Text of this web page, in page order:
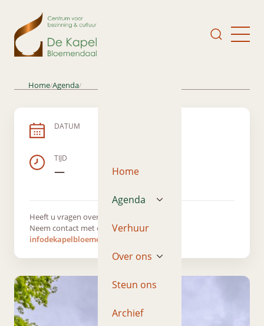
Home
Agenda
Verhuur
Over ons
Steun ons
Archief
Home/Agenda/
DATUM
TIJD
—
Heeft u vragen over dit evenement?
Neem contact met ons op via
infodekapelbloemendaal@gmail.com